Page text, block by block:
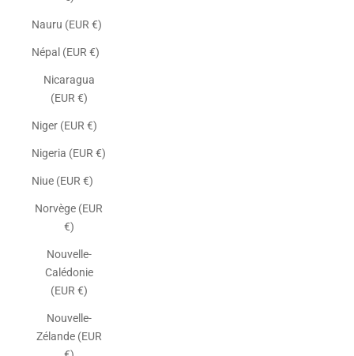
Nauru (EUR €)
Népal (EUR €)
Nicaragua
(EUR €)
Niger (EUR €)
Nigeria (EUR €)
Niue (EUR €)
Norvège (EUR
€)
Nouvelle-
Calédonie
(EUR €)
Nouvelle-
Zélande (EUR